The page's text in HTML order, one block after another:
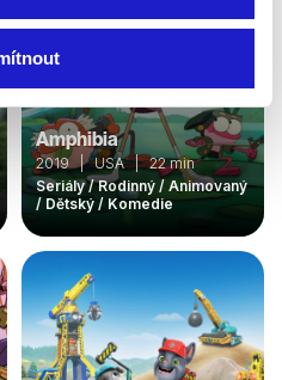
Amphibia
2019 | USA | 22 min
Seriály / Rodinný / Animovaný
/ Dětský / Komedie